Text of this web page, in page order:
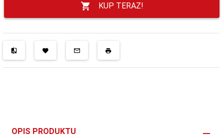
KUP TERAZ!
OPIS PRODUKTU